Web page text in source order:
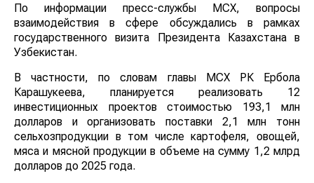
По информации пресс-службы МСХ, вопросы
взаимодействия в сфере обсуждались в рамках
государственного визита Президента Казахстана в
Узбекистан.
В частности, по словам главы МСХ РК Ербола
Карашукеева, планируется реализовать 12
инвестиционных проектов стоимостью 193,1 млн
долларов и организовать поставки 2,1 млн тонн
сельхозпродукции в том числе картофеля, овощей,
мяса и мясной продукции в объеме на сумму 1,2 млрд
долларов до 2025 года.